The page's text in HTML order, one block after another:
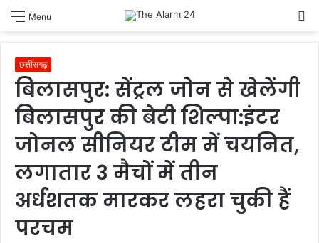
Menu
छत्तीसगढ़
बिलासपुर: सेंट्रल जोन से खेलेंगी
बिलासपुर की बेटी शिल्पा:इंटर
जोनल सीनियर टीम में चयनित,
लगातार 3 मैचों में तीन
अर्धशतक मारकर लहरा चुकी हैं
परचम